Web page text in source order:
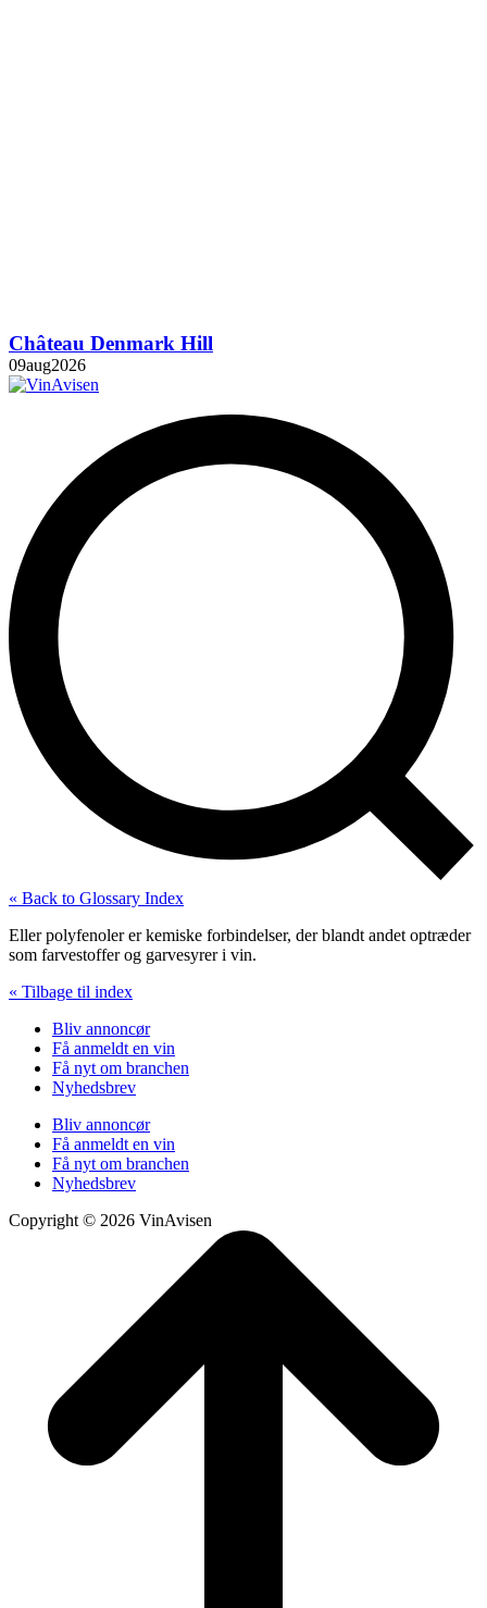
Château Denmark Hill
09aug2026
« Back to Glossary Index
Eller polyfenoler er kemiske forbindelser, der blandt andet optræder
som farvestoffer og garvesyrer i vin.
« Tilbage til index
Bliv annoncør
Få anmeldt en vin
Få nyt om branchen
Nyhedsbrev
Bliv annoncør
Få anmeldt en vin
Få nyt om branchen
Nyhedsbrev
Copyright © 2026 VinAvisen